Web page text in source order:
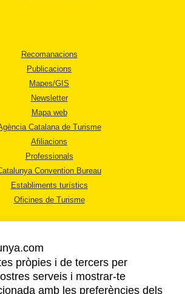
Recomanacions
Publicacions
Mapes/GIS
Newsletter
Mapa web
Catalana de Turisme
Afiliacions
Professionals
Convention Bureau
Establiments turístics
Oficines de Turisme
AVÍS LEGAL
pròpies i de tercers per
serveis i mostrar-te
amb les preferències dels